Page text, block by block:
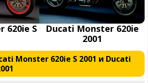
620ie S
Ducati Monster 620ie
2001
Monster 620ie S 2001 и Ducati